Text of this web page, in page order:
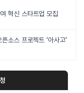
혁신 스타트업 모집
소스 프로젝트 ‘아사고’